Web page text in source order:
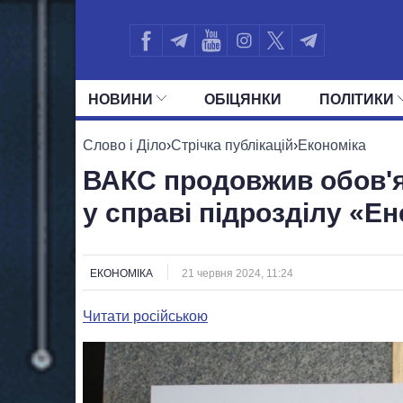
НОВИНИ ОБIЦЯНКИ ПОЛIТИКИ
УСІ ПОЛІТИКИ ПРЕЗИДЕНТ І ОФІС
Слово і Діло›Стрічка публікацій›Економіка
ВАКС продовжив
у справі підрозділу
ЕКОНОМІКА 21 червня 2024, 11:24
Читати російською